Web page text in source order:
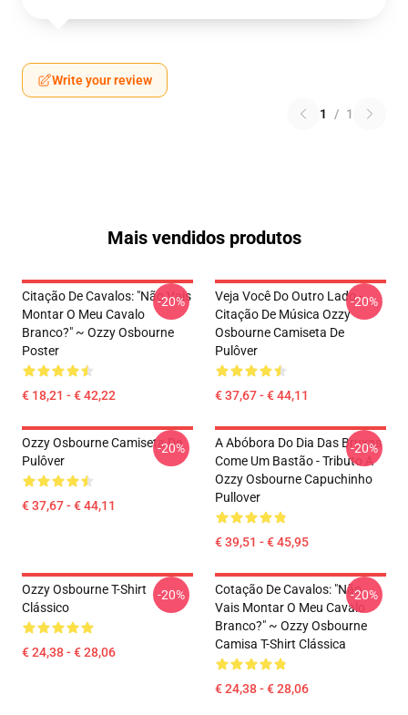
Write your review
1 / 1
Mais vendidos produtos
Citação De Cavalos: "Não Vais
Montar O Meu Cavalo
Branco?" ~ Ozzy Osbourne
Poster
€ 18,21 - € 42,22
-20%
Veja Você Do Outro Lado -
Citação De Música Ozzy
Osbourne Camiseta De
Pulôver
€ 37,67 - € 44,11
-20%
Ozzy Osbourne Camiseta De
Pulôver
€ 37,67 - € 44,11
-20%
A Abóbora Do Dia Das Bruxas
Come Um Bastão - Tributo A
Ozzy Osbourne Capuchinho
Pullover
€ 39,51 - € 45,95
-20%
Ozzy Osbourne T-Shirt
Clássico
€ 24,38 - € 28,06
-20%
Cotação De Cavalos: "Não
Vais Montar O Meu Cavalo
Branco?" ~ Ozzy Osbourne
Camisa T-Shirt Clássica
€ 24,38 - € 28,06
-20%